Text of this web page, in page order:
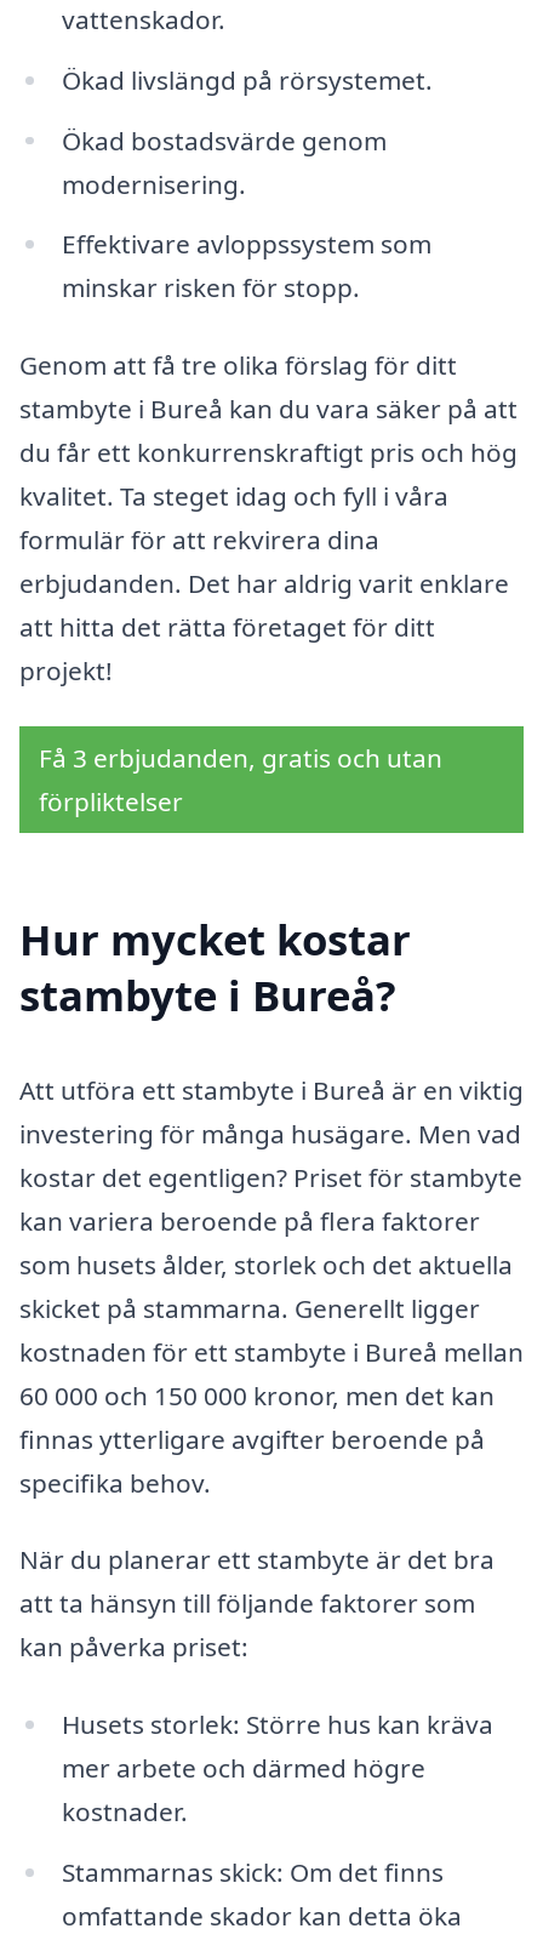
vattenskador.
Ökad livslängd på rörsystemet.
Ökad bostadsvärde genom
modernisering.
Effektivare avloppssystem som
minskar risken för stopp.
Genom att få tre olika förslag för ditt
stambyte i Bureå kan du vara säker på att
du får ett konkurrenskraftigt pris och hög
kvalitet. Ta steget idag och fyll i våra
formulär för att rekvirera dina
erbjudanden. Det har aldrig varit enklare
att hitta det rätta företaget för ditt
projekt!
Få 3 erbjudanden, gratis och utan
förpliktelser
Hur mycket kostar
stambyte i Bureå?
Att utföra ett stambyte i Bureå är en viktig
investering för många husägare. Men vad
kostar det egentligen? Priset för stambyte
kan variera beroende på flera faktorer
som husets ålder, storlek och det aktuella
skicket på stammarna. Generellt ligger
kostnaden för ett stambyte i Bureå mellan
60 000 och 150 000 kronor, men det kan
finnas ytterligare avgifter beroende på
specifika behov.
När du planerar ett stambyte är det bra
att ta hänsyn till följande faktorer som
kan påverka priset:
Husets storlek: Större hus kan kräva
mer arbete och därmed högre
kostnader.
Stammarnas skick: Om det finns
omfattande skador kan detta öka